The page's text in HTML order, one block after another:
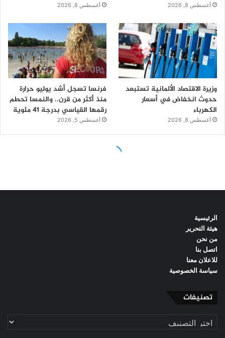
الرئيسية
هيئة التحرير
من نحن
اتصل بنا
للاعلان معنا
سياسة الخصوصية
تصنيفات
تصنيفات